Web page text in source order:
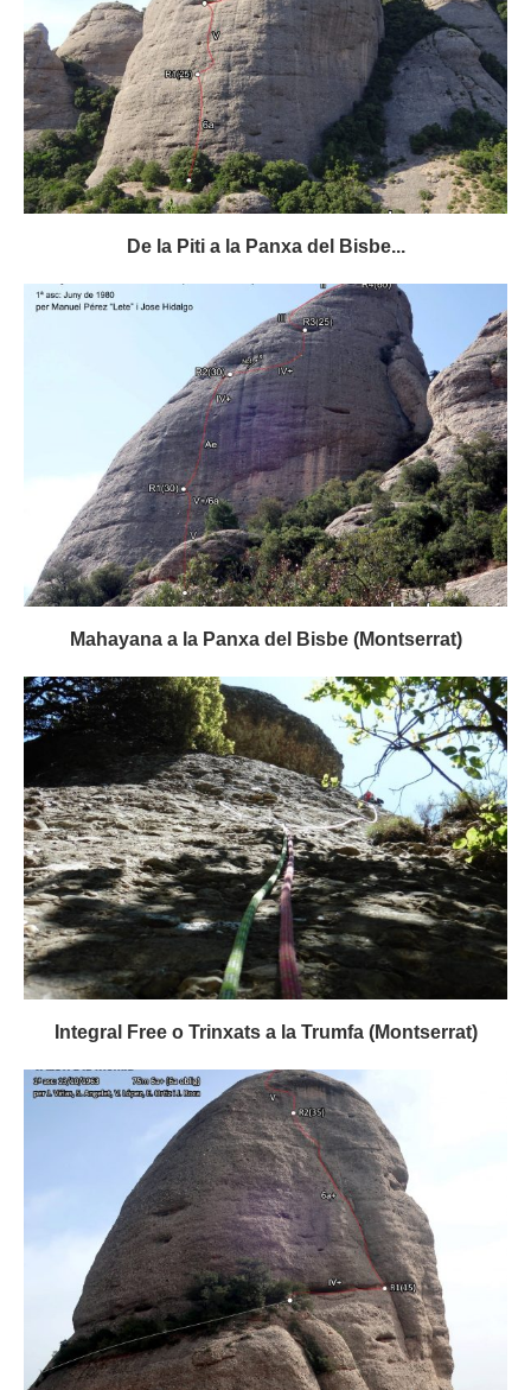
De la Piti a la Panxa del Bisbe...
Mahayana a la Panxa del Bisbe (Montserrat)
Integral Free o Trinxats a la Trumfa (Montserrat)